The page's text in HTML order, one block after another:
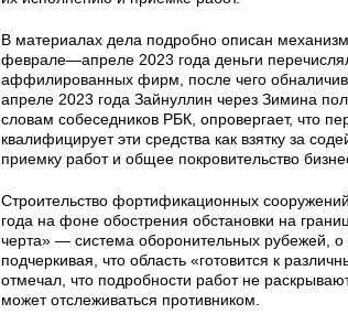
В материалах дела подробно описан
феврале—апреле 2023 года деньги
аффилированных фирм, после чего
апреле 2023 года Зайнуллин через Зимина
словам собеседников РБК, опровергает, что
квалифицирует эти средства как взятку за
приемку работ и общее покровительство
Строительство фортификационных
года на фоне обострения обстановки на
черта» — система оборонительных рубежей, о
подчеркивая, что область «готовится к
отмечал, что подробности работ не
может отслеживаться противником.